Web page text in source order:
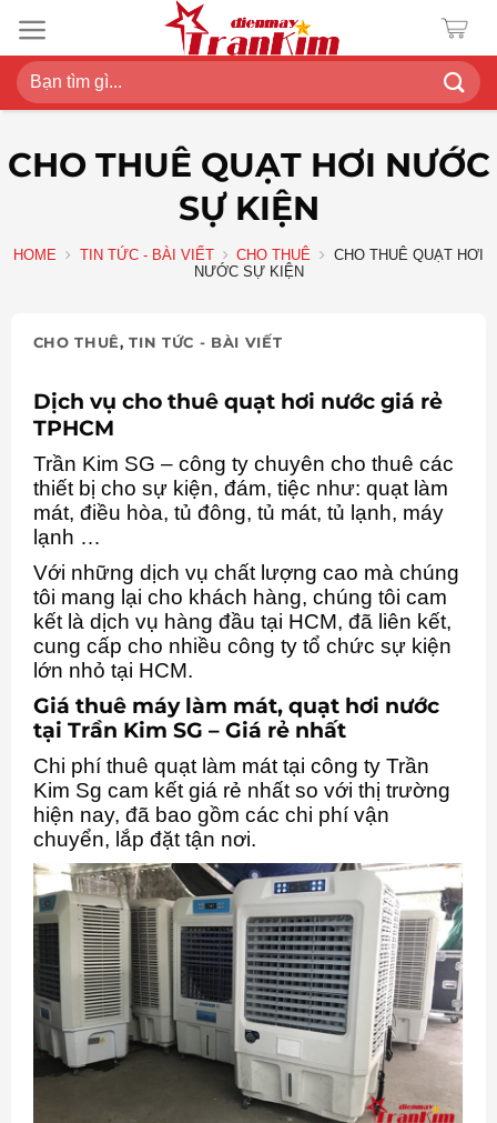
đến
nội
dung
Search
for:
CHO THUÊ QUẠT HƠI NƯỚC
SỰ KIỆN
HOME TIN TỨC - BÀI VIẾT CHO THUÊ
CHO THUÊ QUẠT HƠI
NƯỚC SỰ KIỆN
CHO THUÊ,TIN TỨC - BÀI VIẾT
Dịch vụ cho thuê quạt hơi nước giá rẻ
TPHCM
Trần Kim SG – công ty chuyên cho thuê các
thiết bị cho sự kiện, đám, tiệc như: quạt làm
mát, điều hòa, tủ đông, tủ mát, tủ lạnh, máy
lạnh …
Với những dịch vụ chất lượng cao mà chúng
tôi mang lại cho khách hàng, chúng tôi cam
kết là dịch vụ hàng đầu tại HCM, đã liên kết,
cung cấp cho nhiều công ty tổ chức sự kiện
lớn nhỏ tại HCM.
Giá thuê máy làm mát, quạt hơi nước
tại Trần Kim SG – Giá rẻ nhất
Chi phí thuê quạt làm mát tại công ty Trần
Kim Sg cam kết giá rẻ nhất so với thị trường
hiện nay, đã bao gồm các chi phí vận
chuyển, lắp đặt tận nơi.